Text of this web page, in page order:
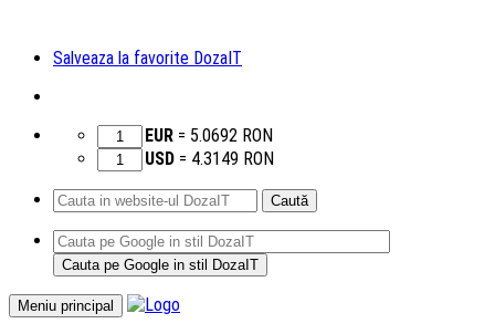
Salveaza la favorite DozaIT
EUR = 5.0692 RON
USD = 4.3149 RON
Caută
după:
Meniu principal
Sari